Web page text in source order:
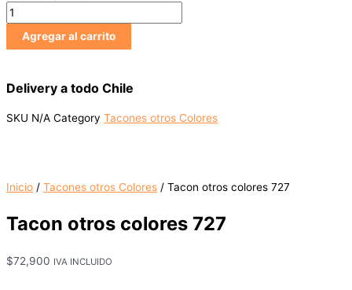
Agregar al carrito
Delivery a todo Chile
SKU N/A Category Tacones otros Colores
Inicio / Tacones otros Colores / Tacon otros colores 727
Tacon otros colores 727
$72,900 IVA INCLUIDO